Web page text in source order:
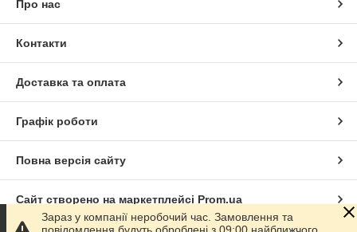
Про нас
Контакти
Доставка та оплата
Графік роботи
Повна версія сайту
Сайт створено на маркетплейсі Prom.ua
Зараз у компанії неробочий час. Замовлення та